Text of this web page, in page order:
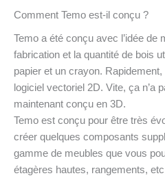
Comment Temo est-il conçu ?
Temo a été conçu avec l’idée de
fabrication et la quantité de bois
papier et un crayon.
logiciel vectoriel 2D. Vite, ça n’a
maintenant conçu en 3D.
Temo est conçu pour être très
créer quelques composants
gamme de meubles que vous
étagères hautes, rangements,